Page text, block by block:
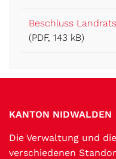
Beschluss
(PDF, 143 kB)
KANTON NIDWALDEN
Die Verwaltung und
verschiedenen